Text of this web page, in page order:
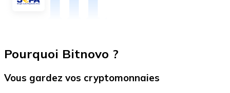
Pourquoi Bitnovo ?
Vous gardez vos cryptomonnaies